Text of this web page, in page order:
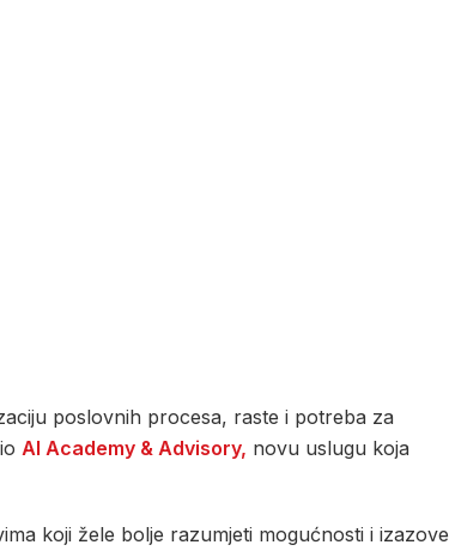
poslovnih procesa, raste i potreba za
AI Academy & Advisory, novu uslugu koja
koji žele bolje razumjeti mogućnosti i izazove